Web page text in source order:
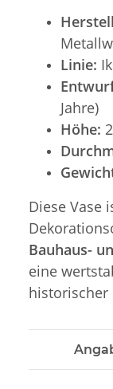
Linie:
Jahre)
Höhe:
Diese Vase
Bauhaus-
eine
historischer